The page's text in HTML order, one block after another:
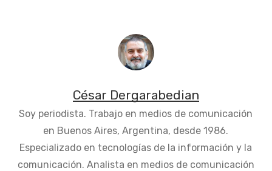
César Dergarabedian
Soy periodista. Trabajo en medios de comunicación
en Buenos Aires, Argentina, desde 1986.
Especializado en tecnologías de la información y la
comunicación. Analista en medios de comunicación